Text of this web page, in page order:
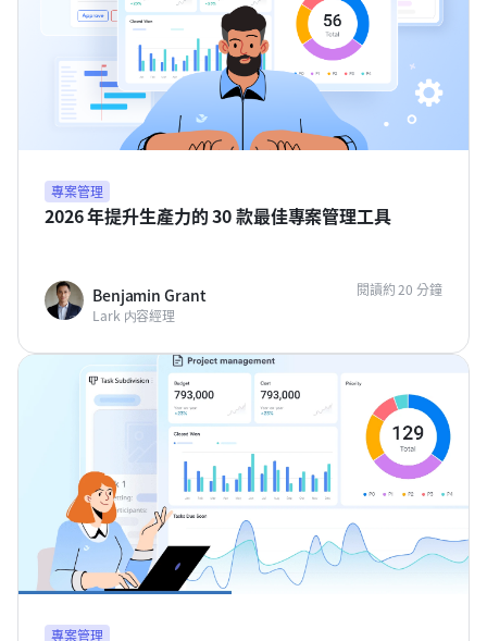
專案管理
2026 年提升生產力的 30 款最佳專案管理工具
Benjamin Grant
Lark 内容經理
閱讀約 20 分鐘
專案管理